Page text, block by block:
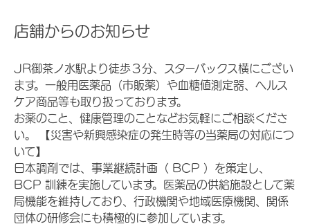
店舗からのお知らせ
JR御茶ノ水駅より徒歩３分、スターバックス横にござい
ます。一般用医薬品（市販薬）や血糖値測定器、ヘルス
ケア商品等も取り扱っております。
お薬のこと、健康管理のことなどお気軽にご相談くださ
い。 【災害や新興感染症の発生時等の当薬局の対応につ
いて】
日本調剤では、事業継続計画（ BCP ）を策定し、
BCP 訓練を実施しています。医薬品の供給施設として薬
局機能を維持しており、行政機関や地域医療機関、関係
団体の研修会にも積極的に参加しています。